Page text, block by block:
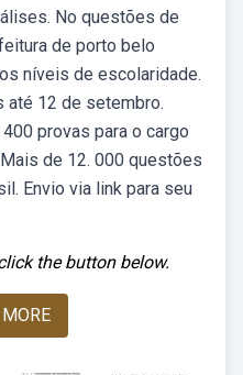
No questões de
de porto belo
níveis de escolaridade.
12 de setembro.
provas para o cargo
de 12. 000 questões
Envio via link para seu
the button below.